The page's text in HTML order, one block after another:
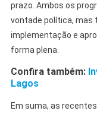
prazo. Ambos os
vontade política, mas
implementação e
forma plena.
Confira também:
Lagos
Em suma, as